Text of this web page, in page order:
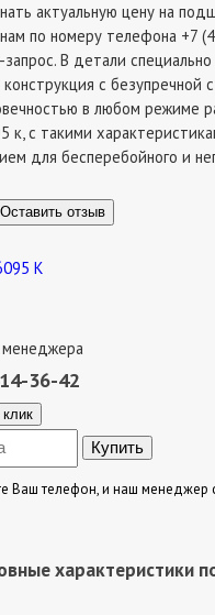
актуальную цену на
по номеру телефона +7
В детали
конструкция с безупречной
в любом режиме
к, с такими
для бесперебойного и
Оставить отзыв
менеджера
36-42
Ваш телефон, и наш менеджер
характеристики